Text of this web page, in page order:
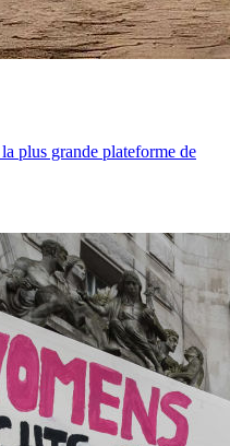
plus grande plateforme de